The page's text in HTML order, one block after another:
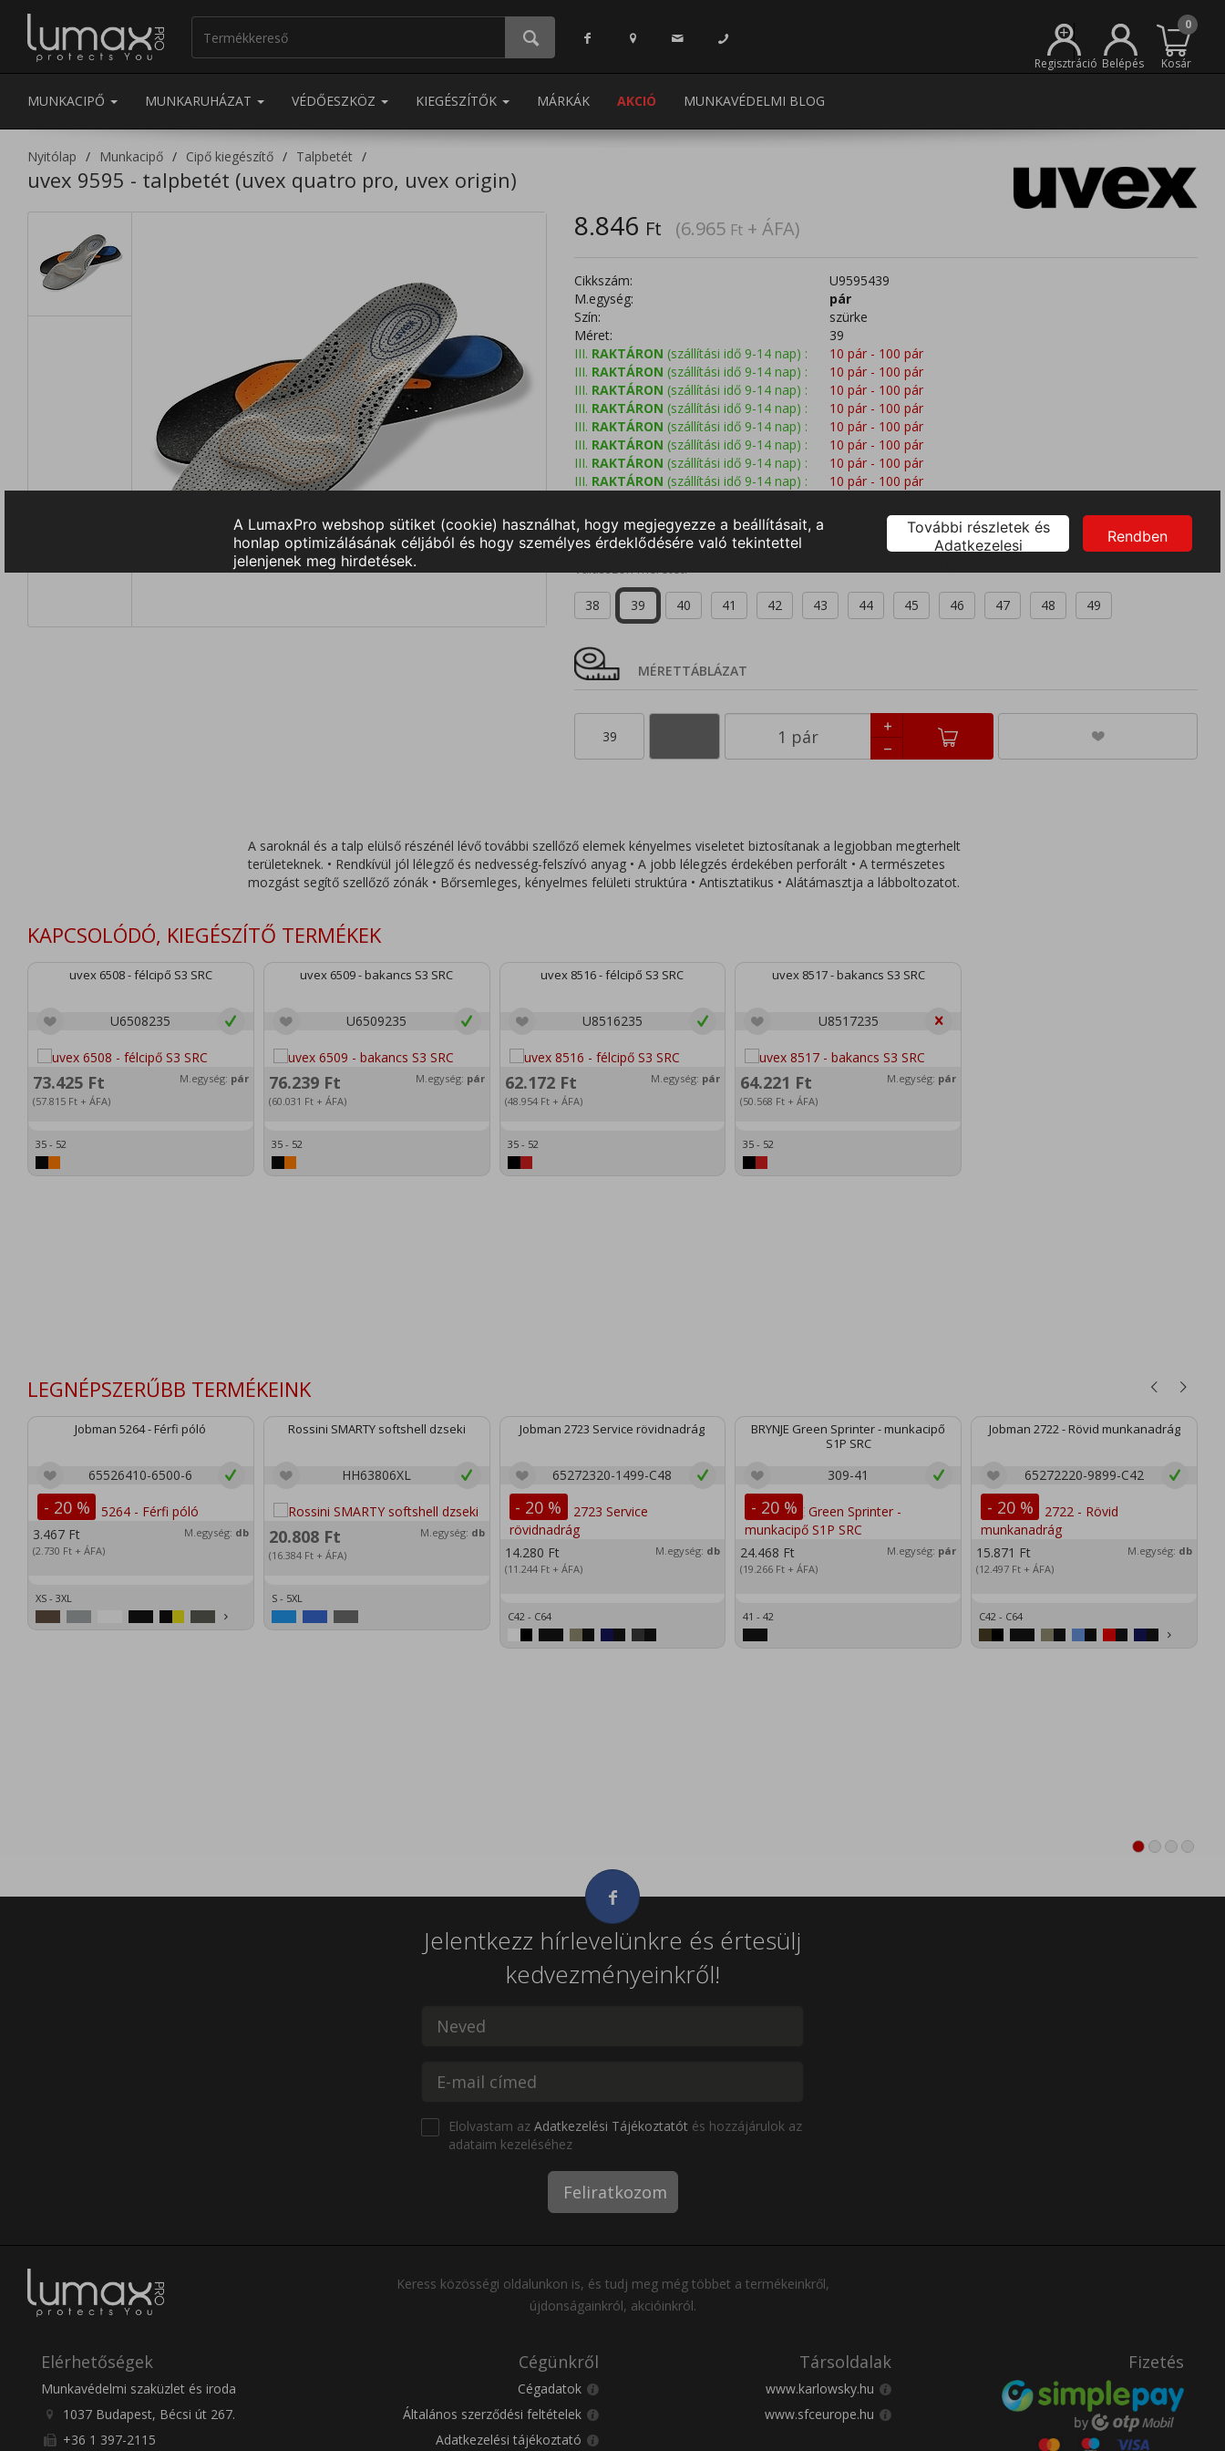
+
Regisztráció Belépés
0
Kosár
MUNKACIPŐ MUNKARUHÁZAT VÉDŐESZKÖZ KIEGÉSZÍTŐK MÁRKÁK AKCIÓ MUNKAVÉDELMI BLOG
Nyitólap Munkacipő Cipő kiegészítő Talpbetét
uvex 9595 - talpbetét (uvex quatro pro, uvex origin)
8.846 Ft (6.965 Ft + ÁFA)
Cikkszám:
U9595439
M.egység:
pár
Szín:
szürke
Méret:
39
III. RAKTÁRON (szállítási idő 9-14 nap) :
10 pár - 100 pár
III. RAKTÁRON (szállítási idő 9-14 nap) :
10 pár - 100 pár
III. RAKTÁRON (szállítási idő 9-14 nap) :
10 pár - 100 pár
III. RAKTÁRON (szállítási idő 9-14 nap) :
10 pár - 100 pár
III. RAKTÁRON (szállítási idő 9-14 nap) :
10 pár - 100 pár
III. RAKTÁRON (szállítási idő 9-14 nap) :
10 pár - 100 pár
III. RAKTÁRON (szállítási idő 9-14 nap) :
10 pár - 100 pár
III. RAKTÁRON (szállítási idő 9-14 nap) :
10 pár - 100 pár
III. RAKTÁRON (szállítási idő 9-14 nap) : 10 pár - 100 pár
Válasszon méretet!
38 39 40 41 42 43 44 45 46 47 48 49
MÉRETTÁBLÁZAT
39
A saroknál és a talp elülső részénél lévő további szellőző elemek kényelmes viseletet biztosítanak a legjobban megterhelt
területeknek. • Rendkívül jól lélegző és nedvesség-felszívó anyag • A jobb lélegzés érdekében perforált • A természetes
mozgást segítő szellőző zónák • Bőrsemleges, kényelmes felületi struktúra • Antisztatikus • Alátámasztja a lábboltozatot.
KAPCSOLÓDÓ, KIEGÉSZÍTŐ TERMÉKEK
uvex 6508 - félcipő S3 SRC
U6508235
73.425 Ft
(57.815 Ft + ÁFA)
M.egység: pár
35 - 52
uvex 6509 - bakancs S3 SRC
U6509235
76.239 Ft
(60.031 Ft+ ÁFA)
M.egység: pár
35 - 52
uvex 8516 - félcipő S3 SRC
U8516235
62.172 Ft
(48.954 Ft+ ÁFA)
M.egység: pár
35 - 52
uvex 8517 - bakancs S3 SRC
U8517235
64.221 Ft
(50.568 Ft + ÁFA)
M.egység: pár
35 - 52
LEGNÉPSZERŰBB TERMÉKEINK
Jobman 5264 - Férfi póló
65526410-6500-6
- 20 %
3.467 Ft
(2.730 Ft + ÁFA)
M.egység: db
XS - 3XL
Rossini SMARTY softshell dzseki
HH63806XL
20.808 Ft
(16.384 Ft+ ÁFA)
M.egység: db
S - 5XL
Jobman 2723 Service rövidnadrág
65272320-1499-C48
- 20 %
14.280 Ft
(11.244 Ft+ ÁFA)
M.egység: db
C42 - C64
BRYNJE Green Sprinter - munkacipő
S1P SRC
309-41
- 20 %
24.468 Ft
(19.266 Ft + ÁFA)
M.egység: pár
41 - 42
Jobman 2722 - Rövid munkanadrág
65272220-9899-C42
- 20 %
15.871 Ft
(12.497 Ft + ÁFA)
M.egység: db
C42 - C64
Jelentkezz hírlevelünkre és értesülj
kedvezményeinkről!
Elolvastam az Adatkezelési Tájékoztatót és hozzájárulok az
adataim kezeléséhez
Feliratkozom
Keress közösségi oldalunkon is, és tudj meg még többet a termékeinkről,
újdonságainkról, akcióinkról.
Elérhetőségek
Munkavédelmi szaküzlet és iroda
1037 Budapest, Bécsi út 267.
+36 1 397-2115
Cégünkről
Cégadatok
Általános szerződési feltételek
Adatkezelési tájékoztató
Társoldalak
www.karlowsky.hu
www.sfceurope.hu
Fizetés